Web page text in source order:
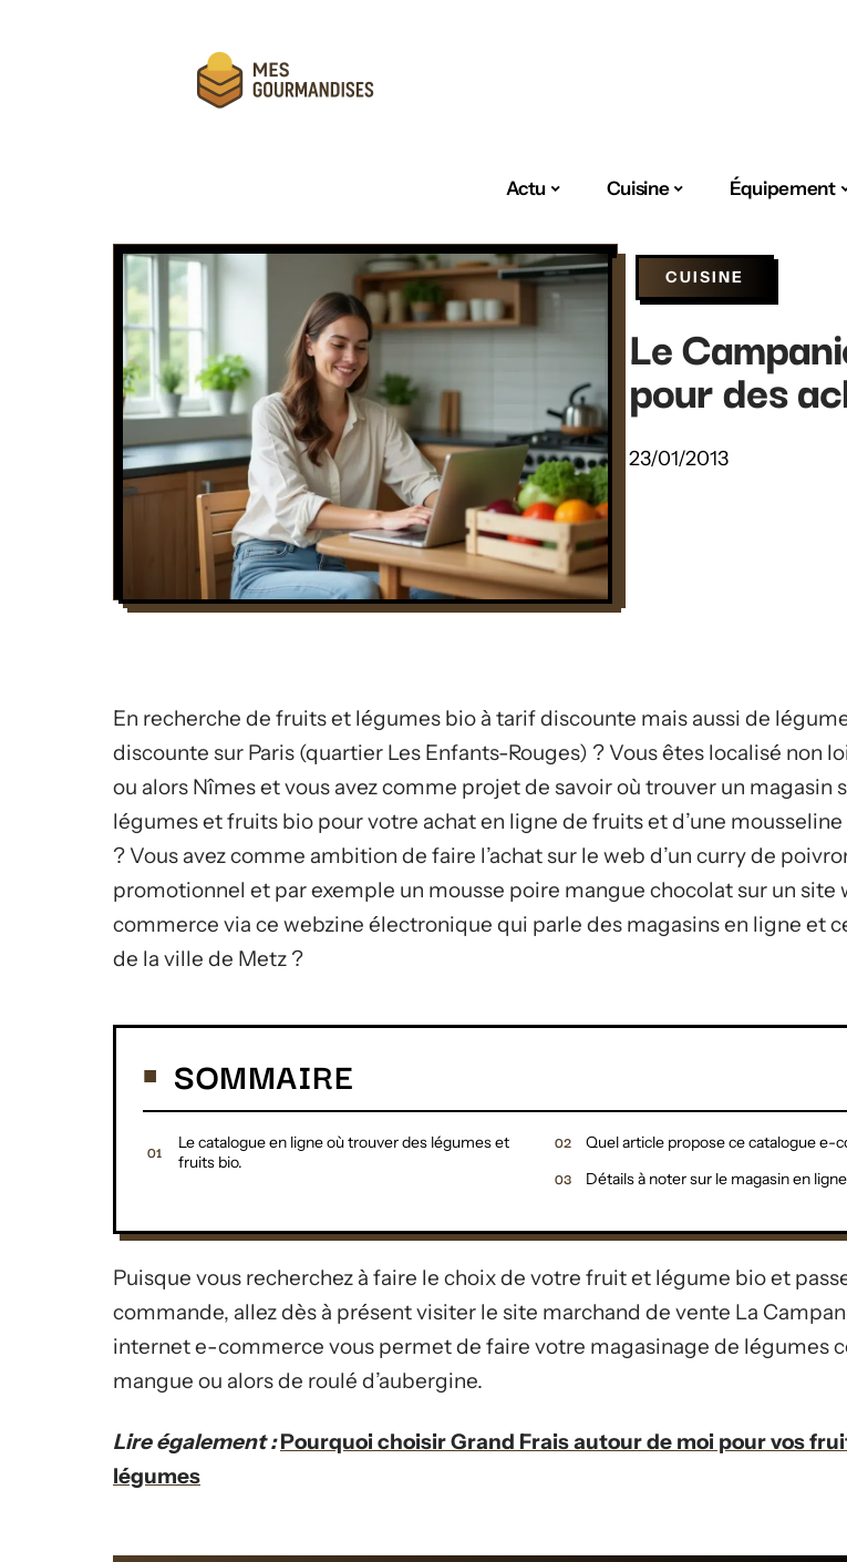
Actu Cuisine Équipement
CUISINE
Le
pour des
23/01/2013
En recherche de fruits et légumes bio à tarif discounte mais aussi de
discounte sur Paris (quartier Les Enfants-Rouges) ? Vous êtes localisé non
ou alors Nîmes et vous avez comme projet de savoir où trouver un magasin
légumes et fruits bio pour votre achat en ligne de fruits et d’une
? Vous avez comme ambition de faire l’achat sur le web d’un curry de
promotionnel et par exemple un mousse poire mangue chocolat sur un site
commerce via ce webzine électronique qui parle des magasins en ligne et
de la ville de Metz ?
SOMMAIRE
Le catalogue en ligne où trouver des légumes et
fruits bio.
Quel article propose ce catalogue e-
Détails à noter sur le magasin en
Puisque vous recherchez à faire le choix de votre fruit et légume bio et
commande, allez dès à présent visiter le site marchand de vente La
internet e-commerce vous permet de faire votre magasinage de légumes
mangue ou alors de roulé d’aubergine.
Lire également : Pourquoi choisir Grand Frais autour de moi pour vos
légumes